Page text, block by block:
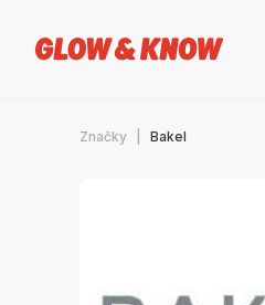
Značky Bakel